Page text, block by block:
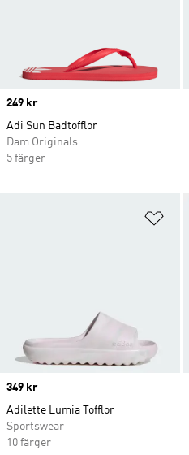
Price
249 kr
Adi Sun Badtofflor
Dam Originals
5 färger
Price
349 kr
Adilette Lumia Tofflor
Sportswear
10 färger